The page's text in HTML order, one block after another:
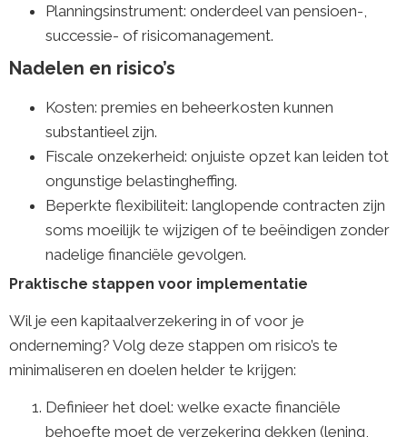
Planningsinstrument: onderdeel van pensioen-,
successie- of risicomanagement.
Nadelen en risico’s
Kosten: premies en beheerkosten kunnen
substantieel zijn.
Fiscale onzekerheid: onjuiste opzet kan leiden tot
ongunstige belastingheffing.
Beperkte flexibiliteit: langlopende contracten zijn
soms moeilijk te wijzigen of te beëindigen zonder
nadelige financiële gevolgen.
Praktische stappen voor implementatie
Wil je een kapitaalverzekering in of voor je
onderneming? Volg deze stappen om risico’s te
minimaliseren en doelen helder te krijgen:
Definieer het doel: welke exacte financiële
behoefte moet de verzekering dekken (lening,